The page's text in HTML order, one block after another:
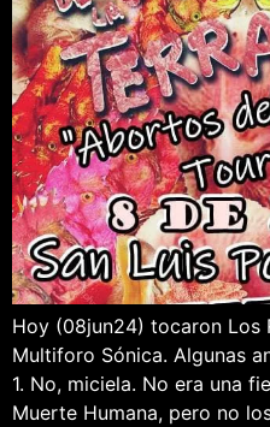
Hoy (08jun24) tocaron Los
Multiforo Sónica. Algunas
1. No, miciela. No era una
Muerte Humana, pero no